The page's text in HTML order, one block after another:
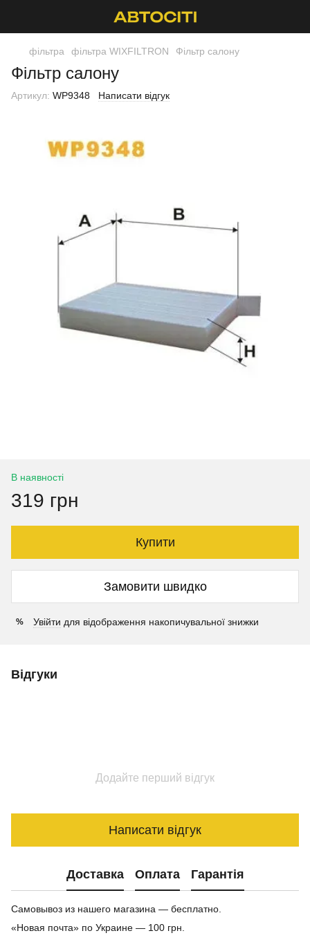
фільтра фільтра WIXFILTRON Фільтр салону
Фільтр салону
Артикул: WP9348 Написати відгук
В наявності
319 грн
Купити
Замовити швидко
% Увійти для відображення накопичувальної знижки
Відгуки
Додайте перший відгук
Написати відгук
Доставка Оплата Гарантія
Самовывоз из нашего магазина — бесплатно.
«Новая почта» по Украине — 100 грн.